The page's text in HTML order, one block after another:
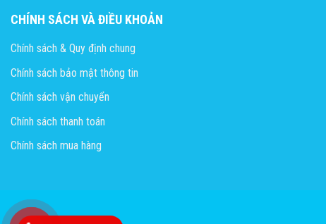
CHÍNH SÁCH VÀ ĐIỀU KHOẢN
Chính sách & Quy định chung
Chính sách bảo mật thông tin
Chính sách vận chuyển
Chính sách thanh toán
Chính sách mua hàng